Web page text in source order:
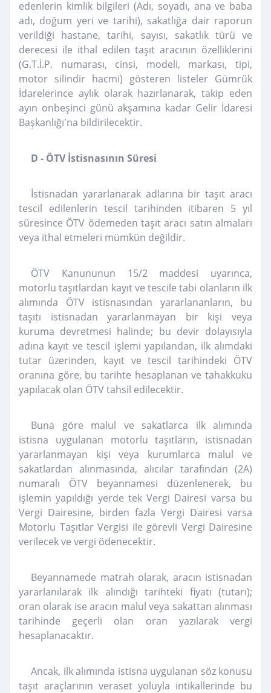
edenlerin kimlik bilgileri (Adı, soyadı, ana ve baba
adı, doğum yeri ve tarihi), sakatlığa dair raporun
verildiği hastane, tarihi, sayısı, sakatlık türü ve
derecesi ile ithal edilen taşıt aracının özelliklerini
(G.T.İ.P. numarası, cinsi, modeli, markası, tipi,
motor silindir hacmi) gösteren listeler Gümrük
İdarelerince aylık olarak hazırlanarak, takip eden
ayın onbeşinci günü akşamına kadar Gelir İdaresi
Başkanlığı'na bildirilecektir.
D - ÖTV İstisnasının Süresi
İstisnadan yararlanarak adlarına bir taşıt aracı
tescil edilenlerin tescil tarihinden itibaren 5 yıl
süresince ÖTV ödemeden taşıt aracı satın almaları
veya ithal etmeleri mümkün değildir.
ÖTV Kanununun 15/2 maddesi uyarınca,
motorlu taşıtlardan kayıt ve tescile tabi olanların ilk
alımında ÖTV istisnasından yararlananların, bu
taşıtı istisnadan yararlanmayan bir kişi veya
kuruma devretmesi halinde; bu devir dolayısıyla
adına kayıt ve tescil işlemi yapılandan, ilk alımdaki
tutar üzerinden, kayıt ve tescil tarihindeki ÖTV
oranına göre, bu tarihte hesaplanan ve tahakkuku
yapılacak olan ÖTV tahsil edilecektir.
Buna göre malul ve sakatlarca ilk alımında
istisna uygulanan motorlu taşıtların, istisnadan
yararlanmayan kişi veya kurumlarca malul ve
sakatlardan alınmasında, alıcılar tarafından (2A)
numaralı ÖTV beyannamesi düzenlenerek, bu
işlemin yapıldığı yerde tek Vergi Dairesi varsa bu
Vergi Dairesine, birden fazla Vergi Dairesi varsa
Motorlu Taşıtlar Vergisi ile görevli Vergi Dairesine
verilecek ve vergi ödenecektir.
Beyannamede matrah olarak, aracın istisnadan
yararlanılarak ilk alındığı tarihteki fiyatı (tutarı);
oran olarak ise aracın malul veya sakattan alınması
tarihinde geçerli olan oran yazılarak vergi
hesaplanacaktır.
Ancak, ilk alımında istisna uygulanan söz konusu
taşıt araçlarının veraset yoluyla intikallerinde bu